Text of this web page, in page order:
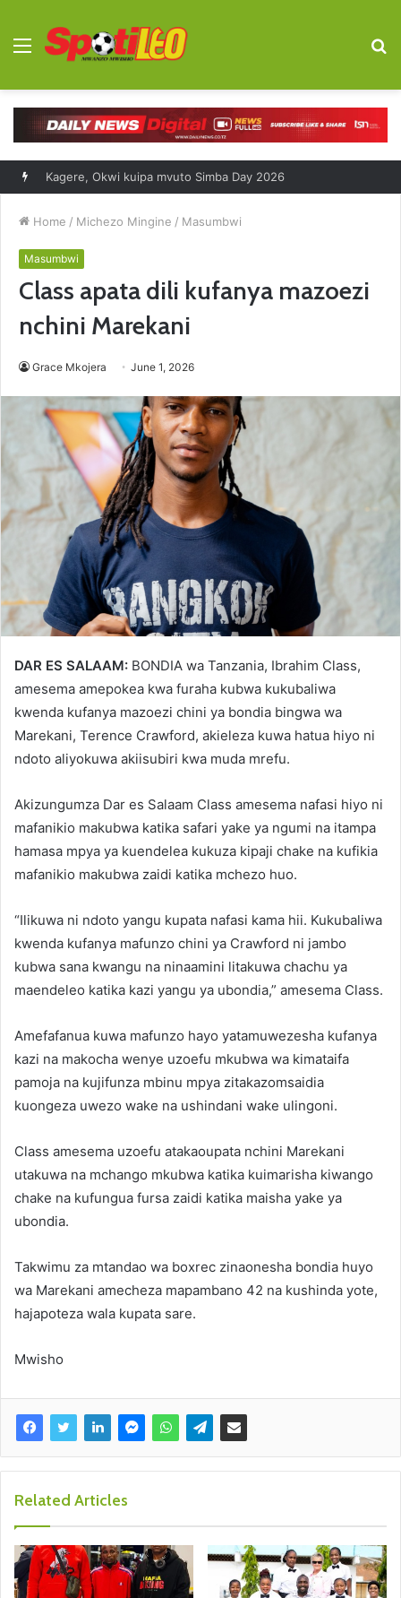
Menu
Kagere, Okwi kuipa mvuto Simba Day 2026
Home / Michezo Mingine / Masumbwi
Masumbwi
Class apata dili kufanya mazoezi
nchini Marekani
Grace Mkojera June 1, 2026
DAR ES SALAAM: BONDIA wa Tanzania, Ibrahim Class,
amesema amepokea kwa furaha kubwa kukubaliwa
kwenda kufanya mazoezi chini ya bondia bingwa wa
Marekani, Terence Crawford, akieleza kuwa hatua hiyo ni
ndoto aliyokuwa akiisubiri kwa muda mrefu.
Akizungumza Dar es Salaam Class amesema nafasi hiyo ni
mafanikio makubwa katika safari yake ya ngumi na itampa
hamasa mpya ya kuendelea kukuza kipaji chake na kufikia
mafanikio makubwa zaidi katika mchezo huo.
“Ilikuwa ni ndoto yangu kupata nafasi kama hii. Kukubaliwa
kwenda kufanya mafunzo chini ya Crawford ni jambo
kubwa sana kwangu na ninaamini litakuwa chachu ya
maendeleo katika kazi yangu ya ubondia,” amesema Class.
Amefafanua kuwa mafunzo hayo yatamuwezesha kufanya
kazi na makocha wenye uzoefu mkubwa wa kimataifa
pamoja na kujifunza mbinu mpya zitakazomsaidia
kuongeza uwezo wake na ushindani wake ulingoni.
Class amesema uzoefu atakaoupata nchini Marekani
utakuwa na mchango mkubwa katika kuimarisha kiwango
chake na kufungua fursa zaidi katika maisha yake ya
ubondia.
Takwimu za mtandao wa boxrec zinaonesha bondia huyo
wa Marekani amecheza mapambano 42 na kushinda yote,
hajapoteza wala kupata sare.
Mwisho
Related Articles